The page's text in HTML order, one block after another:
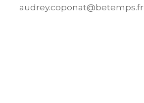
audrey.coponat@betemps.fr